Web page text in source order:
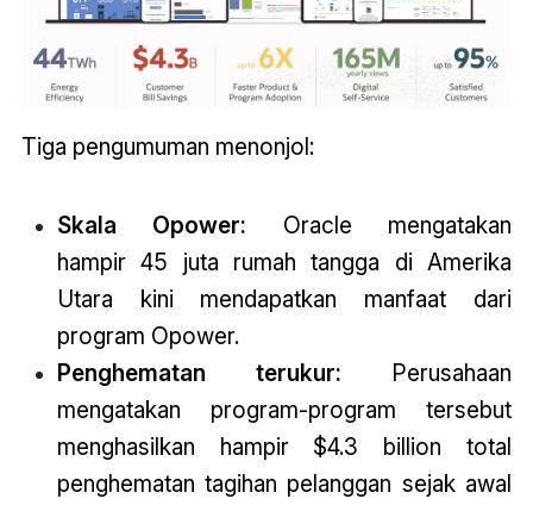
Tiga pengumuman menonjol:
Skala Opower: Oracle mengatakan
hampir 45 juta rumah tangga di Amerika
Utara kini mendapatkan manfaat dari
program Opower.
Penghematan terukur: Perusahaan
mengatakan program-program tersebut
menghasilkan hampir $4.3 billion total
penghematan tagihan pelanggan sejak awal